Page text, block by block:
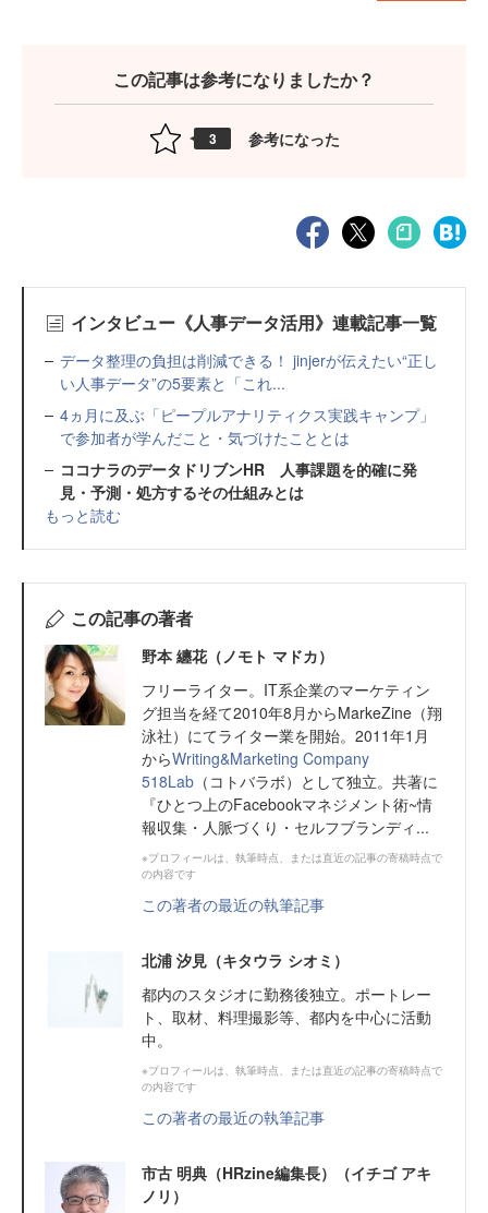
この記事は参考になりましたか？
3 参考になった
インタビュー《人事データ活用》連載記事一覧
データ整理の負担は削減できる！ jinjerが伝えたい“正し
い人事データ”の5要素と「これ...
4ヵ月に及ぶ「ピープルアナリティクス実践キャンプ」
で参加者が学んだこと・気づけたこととは
ココナラのデータドリブンHR 人事課題を的確に発
見・予測・処方するその仕組みとは
もっと読む
この記事の著者
野本 纏花（ノモト マドカ）
フリーライター。IT系企業のマーケティン
グ担当を経て2010年8月からMarkeZine（翔
泳社）にてライター業を開始。2011年1月
からWriting&Marketing Company
518Lab （コトバラボ）として独立。共著に
『ひとつ上のFacebookマネジメント術~情
報収集・人脈づくり・セルフブランディ...
※プロフィールは、執筆時点、または直近の記事の寄稿時点で
の内容です
この著者の最近の執筆記事
北浦 汐見（キタウラ シオミ）
都内のスタジオに勤務後独立。ポートレー
ト、取材、料理撮影等、都内を中心に活動
中。
※プロフィールは、執筆時点、または直近の記事の寄稿時点で
の内容です
この著者の最近の執筆記事
市古 明典（HRzine編集長）（イチゴ アキ
ノリ）